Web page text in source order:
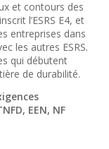
et contours des
l’ESRS E4, et
entreprises dans
les autres ESRS.
qui débutent
de durabilité.
EEN, NF